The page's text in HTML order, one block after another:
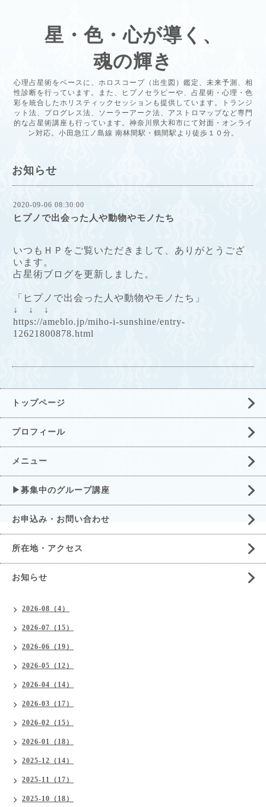
星・色・心が導く、
魂の輝き
心理占星術をベースに、ホロスコープ（出生図）鑑定、未来予測、相
性診断を行っています。また、ヒプノセラピーや、占星術・心理・色
彩を統合したホリスティックセッションも提供しています。トランジ
ット法、プログレス法、ソーラーアーク法、アストロマップなど専門
的な占星術講座も行っています。神奈川県大和市にて対面・オンライ
ン対応。小田急江ノ島線 南林間駅・鶴間駅より徒歩１０分。
お知らせ
2020-09-06 08:30:00
ヒプノで出会った人や動物やモノたち
いつもＨＰをご覧いただきまして、ありがとうござ
います。
占星術ブログを更新しました。
「ヒプノで出会った人や動物やモノたち」
↓ ↓ ↓
https://ameblo.jp/miho-i-sunshine/entry-
12621800878.html
トップページ
プロフィール
メニュー
▶募集中のグループ講座
お申込み・お問い合わせ
所在地・アクセス
お知らせ
2026-08（4）
2026-07（15）
2026-06（19）
2026-05（12）
2026-04（14）
2026-03（17）
2026-02（15）
2026-01（18）
2025-12（14）
2025-11（17）
2025-10（18）